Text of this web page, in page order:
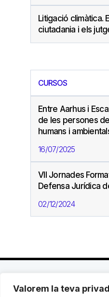
Valorem la teva
Litigació climàtica.
ciutadania i els
CURSOS
Entre Aarhus i
de les persones
humans i
16/07/2025
VII Jornades
Defensa Jurídica
02/12/2024
C. Avinyó 44, 2n | 08002